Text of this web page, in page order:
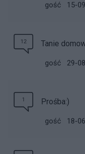
gość 15-
12 Tanie
gość 29-
1 Prośba:)
gość 18-